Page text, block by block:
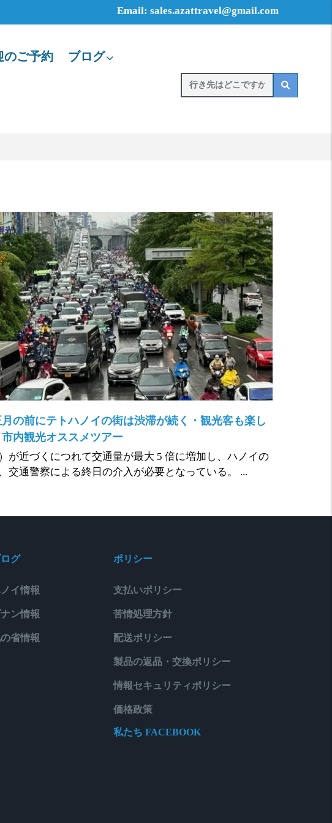
Email: sales.azattravel@gmail.com
のご予約 ブログ
の前にテトハノイの街は渋滞が続く・観光客も楽し
内観光オススメツアー
が近づくにつれて交通量が最大 5 倍に増加し、ハノイの
交通警察による終日の介入が必要となっている。 ...
グ
イ情報
ン情報
省情報
ポリシー
支払いポリシー
苦情処理方針
配送ポリシー
製品の返品・交換ポリシー
情報セキュリティポリシー
価格政策
私たち FACEBOOK